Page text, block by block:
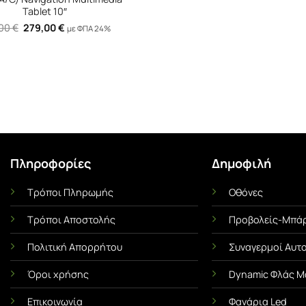
Πληροφορίες
Τρόποι Πληρωμής
Τρόποι Αποστολής
Πολιτική Απορρήτου
Όροι χρήσης
Επικοινωνία
Δημοφιλή
Οθόνες
Προβολείς-
Συναγερμοί
Dynamic Φλάς
Φανάρια Led
Όσα
ή
ΜΕΜΒΡΆΝΕΣ ΟΧΗΜΆΤΩΝ
Αντηλιακές Μεμβράνες Αυτοκινήτου
Πλήρης Οδηγός! Πλεονεκτήματα &
Χρήσιμες Συμβουλές
Οι αντηλιακές μεμβράνες
Αντιχαρακτική
Ασπίδα του
Τι είναι η
(Paint